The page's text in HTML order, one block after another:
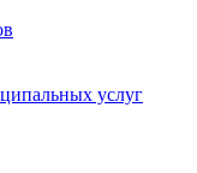
услуг